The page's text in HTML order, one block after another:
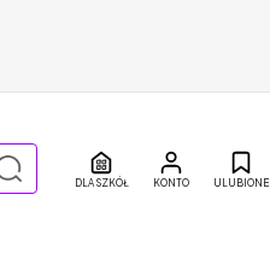
DLA SZKÓŁ ULUBIONE